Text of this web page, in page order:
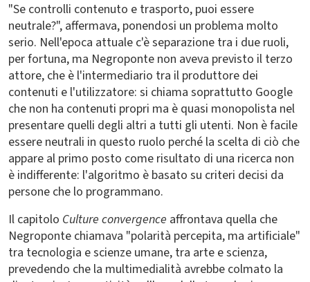
"Se controlli contenuto e trasporto, puoi essere
neutrale?", affermava, ponendosi un problema molto
serio. Nell'epoca attuale c'è separazione tra i due ruoli,
per fortuna, ma Negroponte non aveva previsto il terzo
attore, che è l'intermediario tra il produttore dei
contenuti e l'utilizzatore: si chiama soprattutto Google
che non ha contenuti propri ma è quasi monopolista nel
presentare quelli degli altri a tutti gli utenti. Non è facile
essere neutrali in questo ruolo perché la scelta di ciò che
appare al primo posto come risultato di una ricerca non
è indifferente: l'algoritmo è basato su criteri decisi da
persone che lo programmano.
Il capitolo Culture convergence affrontava quella che
Negroponte chiamava "polarità percepita, ma artificiale"
tra tecnologia e scienze umane, tra arte e scienza,
prevedendo che la multimedialità avrebbe colmato la